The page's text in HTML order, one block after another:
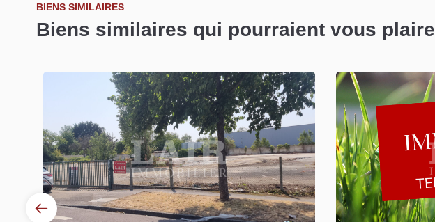
BIENS SIMILAIRES
Biens similaires qui pourraient vous plaire